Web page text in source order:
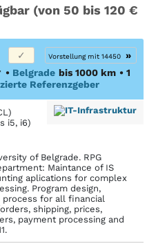
(von 50 bis 120 €
Vorstellung mit 14450
»
• Belgrade bis 1000 km • 1
Referenzgeber
i5, i6)
of Belgrade. RPG
Maintance of IS
aplications for complex
Program design,
for all financial
shipping, prices,
payment processing and